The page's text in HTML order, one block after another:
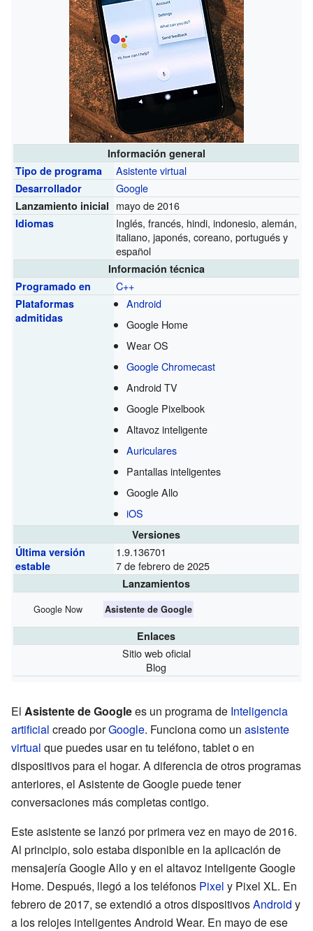
Información general
Tipo de programa
Asistente virtual
Desarrollador Google
Lanzamiento inicial mayo de 2016
Idiomas
Inglés, francés, hindi, indonesio, alemán,
italiano, japonés, coreano, portugués y
español
Información técnica
Programado en
C++
Plataformas
admitidas
Android
Google Home
Wear OS
Google Chromecast
Android TV
Google Pixelbook
Altavoz inteligente
Auriculares
Pantallas inteligentes
Google Allo
iOS
Versiones
Última versión
estable
1.9.136701
7 de febrero de 2025
Lanzamientos
Google Now Asistente de Google
Enlaces
Sitio web oficial
Blog
El Asistente de Googlees un programa de Inteligencia
artificial creado porGoogle. Funciona como un asistente
virtual que puedes usar en tu teléfono, tablet o en
dispositivos para el hogar. A diferencia de otros programas
anteriores, el Asistente de Google puede tener
conversaciones más completas contigo.
Este asistente se lanzó por primera vez en mayo de 2016.
Al principio, solo estaba disponible en la aplicación de
mensajería Google Allo y en el altavoz inteligente Google
Home. Después, llegó a los teléfonos Pixel y Pixel XL. En
febrero de 2017, se extendió a otros dispositivosAndroid y
a los relojes inteligentes Android Wear. En mayo de ese